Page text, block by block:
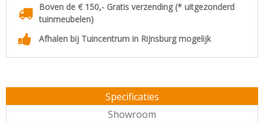
Boven de € 150,- Gratis verzending (* uitgezonderd
tuinmeubelen)
Afhalen bij Tuincentrum in Rijnsburg mogelijk
Specificaties
Showroom